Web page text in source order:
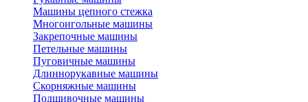
Машины цепного стежка
Многоигольные машины
Закрепочные машины
Петельные машины
Пуговичные машины
Длиннорукавные машины
Скорняжные машины
Подшивочные машины